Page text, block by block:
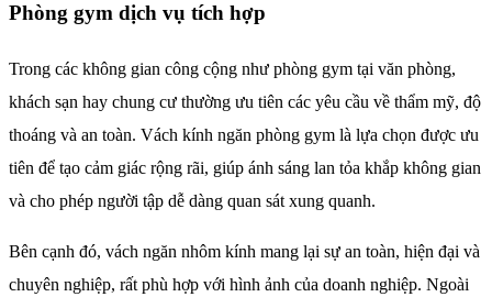
Phòng gym dịch vụ tích hợp
Trong các không gian công cộng như phòng gym tại văn phòng,
khách sạn hay chung cư thường ưu tiên các yêu cầu về thẩm mỹ, độ
thoáng và an toàn. Vách kính ngăn phòng gym là lựa chọn được ưu
tiên để tạo cảm giác rộng rãi, giúp ánh sáng lan tỏa khắp không gian
và cho phép người tập dễ dàng quan sát xung quanh.
Bên cạnh đó, vách ngăn nhôm kính mang lại sự an toàn, hiện đại và
chuyên nghiệp, rất phù hợp với hình ảnh của doanh nghiệp. Ngoài